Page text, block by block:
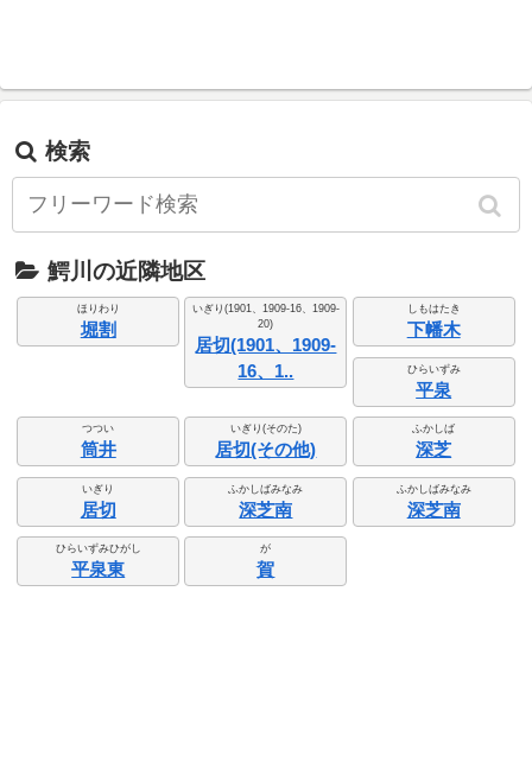
検索
鰐川の近隣地区
ほりわり
堀割
いぎり(1901、1909-16、1909-
20)
居切(1901、1909-
16、1..
しもはたき
下幡木
ひらいずみ
平泉
つつい
筒井
いぎり(そのた)
居切(その他)
ふかしば
深芝
いぎり
居切
ふかしばみなみ
深芝南
ふかしばみなみ
深芝南
ひらいずみひがし
平泉東
が
賀